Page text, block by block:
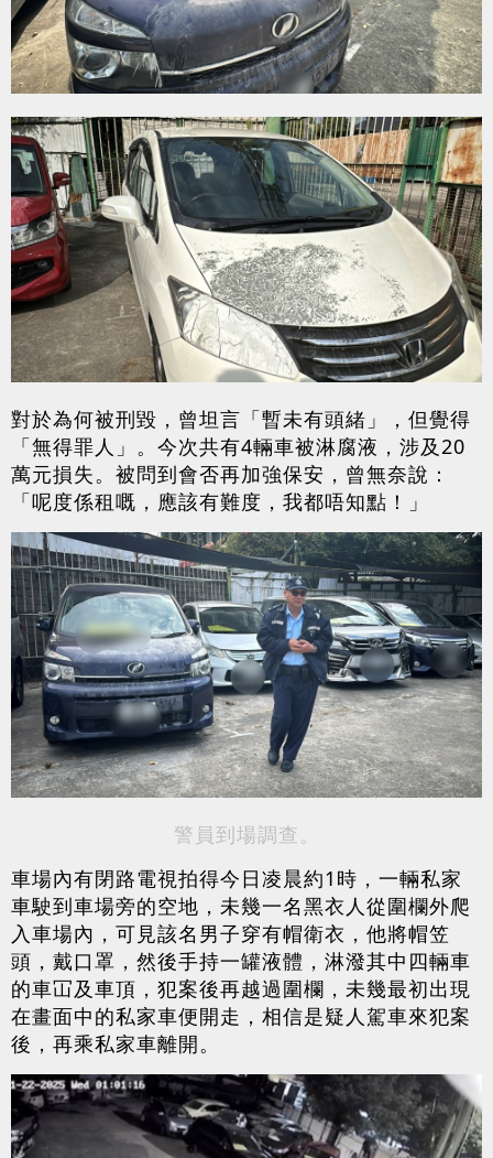
對於為何被刑毀，曾坦言「暫未有頭緒」，但覺得
「無得罪人」。今次共有4輛車被淋腐液，涉及20
萬元損失。被問到會否再加強保安，曾無奈說：
「呢度係租嘅，應該有難度，我都唔知點！」
警員到場調查。
車場內有閉路電視拍得今日凌晨約1時，一輛私家
車駛到車場旁的空地，未幾一名黑衣人從圍欄外爬
入車場內，可見該名男子穿有帽衛衣，他將帽笠
頭，戴口罩，然後手持一罐液體，淋潑其中四輛車
的車冚及車頂，犯案後再越過圍欄，未幾最初出現
在畫面中的私家車便開走，相信是疑人駕車來犯案
後，再乘私家車離開。